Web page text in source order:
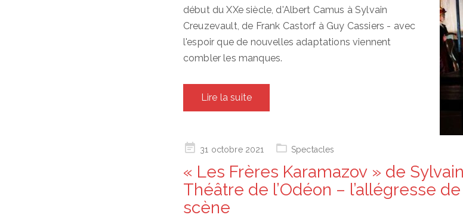
début du XXe siècle, d'Albert Camus à Sylvain
Creuzevault, de Frank Castorf à Guy Cassiers - avec
l'espoir que de nouvelles adaptations viennent
combler les manques.
Lire la suite
Posted31 octobre 2021 Spectacles
« Les Frères Karamazov » de
Théâtre de l’Odéon – l’allégresse
scène